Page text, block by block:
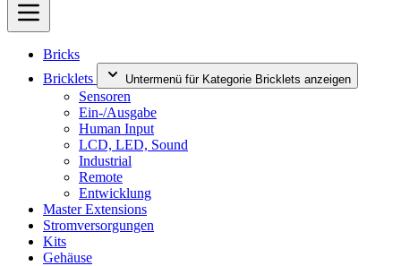
Bricks
Bricklets
Untermenü für Kategorie Bricklets anzeigen
Sensoren
Ein-/Ausgabe
Human Input
LCD, LED, Sound
Industrial
Remote
Entwicklung
Master Extensions
Stromversorgungen
Kits
Gehäuse